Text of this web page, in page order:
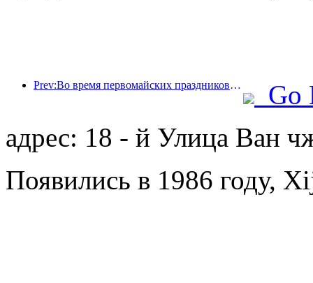
Prev:Во время первомайских праздников по железной дороге в дельте реки Янцзы было перевезено более 21,38 миллиона пассажиров.
Go
адрес: 18 - й Улица Ван
Появились в 1986 году,